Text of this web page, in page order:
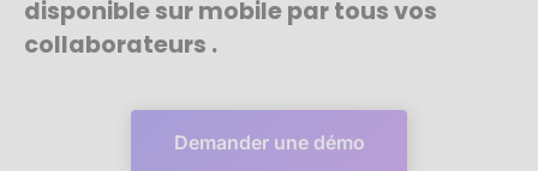
disponible sur mobile par tous vos
collaborateurs .
Demander une démo